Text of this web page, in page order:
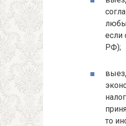
если
РФ);
то